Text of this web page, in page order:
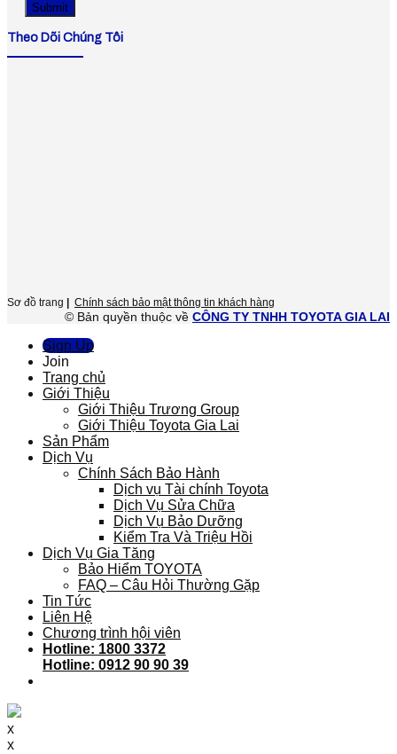
Theo Dõi Chúng Tôi
Sơ đồ trang Chính sách bảo mật thông tin khách hàng
© Bản quyền thuộc về CÔNG TY TNHH TOYOTA GIA LAI
Sign Up
Join
Trang chủ
Giới Thiệu
Giới Thiệu Trương Group
Giới Thiệu Toyota Gia Lai
Sản Phẩm
Dịch Vụ
Chính Sách Bảo Hành
Dịch vụ Tài chính Toyota
Dịch Vụ Sửa Chữa
Dịch Vụ Bảo Dưỡng
Kiểm Tra Và Triệu Hồi
Dịch Vụ Gia Tăng
Bảo Hiểm TOYOTA
FAQ – Câu Hỏi Thường Gặp
Tin Tức
Liên Hệ
Chương trình hội viên
Hotline: 1800 3372
Hotline: 0912 90 90 39
x
x